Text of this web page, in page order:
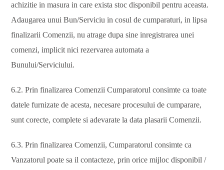
achizitie in masura in care exista stoc disponibil pentru aceasta.
Adaugarea unui Bun/Serviciu in cosul de cumparaturi, in lipsa
finalizarii Comenzii, nu atrage dupa sine inregistrarea unei
comenzi, implicit nici rezervarea automata a
Bunului/Serviciului.
6.2. Prin finalizarea Comenzii Cumparatorul consimte ca toate
datele furnizate de acesta, necesare procesului de cumparare,
sunt corecte, complete si adevarate la data plasarii Comenzii.
6.3. Prin finalizarea Comenzii, Cumparatorul consimte ca
Vanzatorul poate sa il contacteze, prin orice mijloc disponibil /